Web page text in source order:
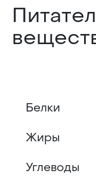
Белки
Жиры
Углеводы